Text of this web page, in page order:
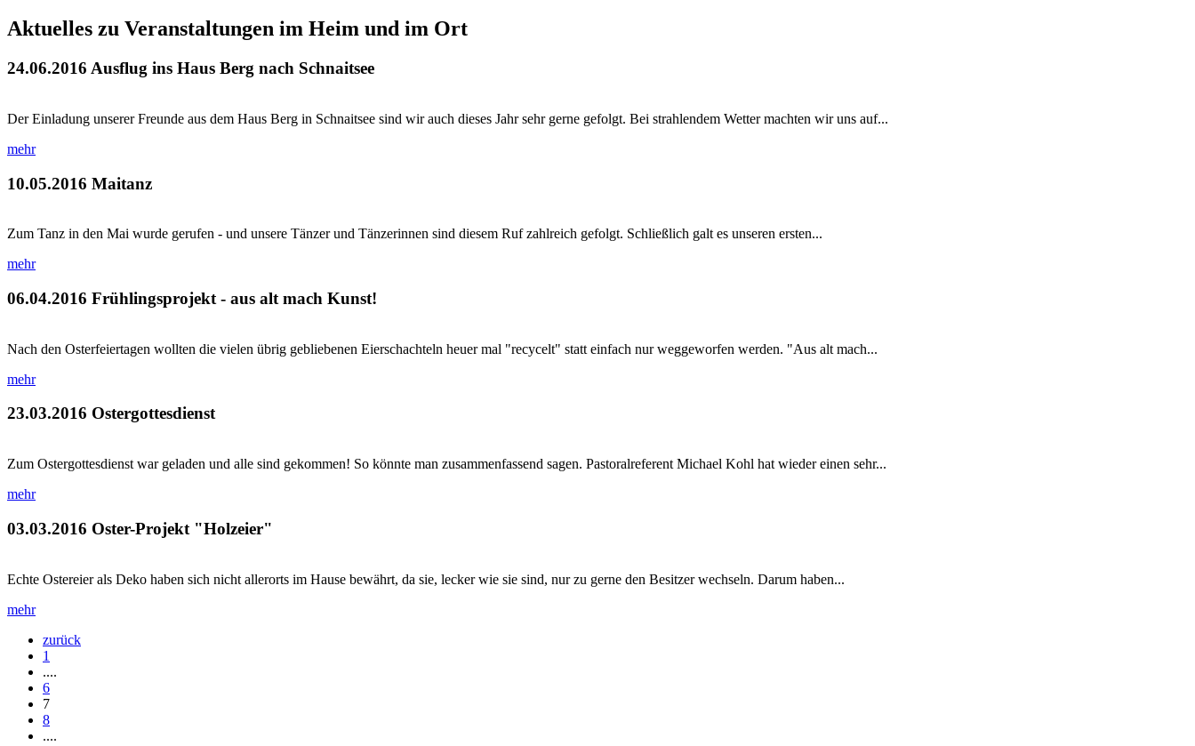
Aktuelles zu Veranstaltungen im Heim und im Ort
24.06.2016 Ausflug ins Haus Berg nach Schnaitsee
Der Einladung unserer Freunde aus dem Haus Berg in Schnaitsee sind wir auch dieses Jahr sehr gerne gefolgt. Bei strahlendem Wetter machten wir uns auf...
mehr
10.05.2016 Maitanz
Zum Tanz in den Mai wurde gerufen - und unsere Tänzer und Tänzerinnen sind diesem Ruf zahlreich gefolgt. Schließlich galt es unseren ersten...
mehr
06.04.2016 Frühlingsprojekt - aus alt mach Kunst!
Nach den Osterfeiertagen wollten die vielen übrig gebliebenen Eierschachteln heuer mal "recycelt" statt einfach nur weggeworfen werden. "Aus alt mach...
mehr
23.03.2016 Ostergottesdienst
Zum Ostergottesdienst war geladen und alle sind gekommen! So könnte man zusammenfassend sagen. Pastoralreferent Michael Kohl hat wieder einen sehr...
mehr
03.03.2016 Oster-Projekt "Holzeier"
Echte Ostereier als Deko haben sich nicht allerorts im Hause bewährt, da sie, lecker wie sie sind, nur zu gerne den Besitzer wechseln. Darum haben...
mehr
zurück
1
....
6
7
8
....